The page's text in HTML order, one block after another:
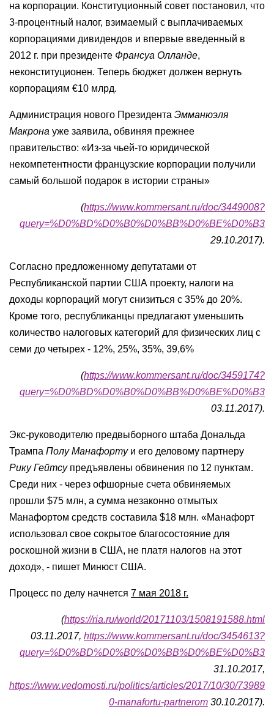
на корпорации. Конституционный совет постановил, что
3-процентный налог, взимаемый с выплачиваемых
корпорациями дивидендов и впервые введенный в
2012 г. при президенте Франсуа Олланде,
неконституционен. Теперь бюджет должен вернуть
корпорациям €10 млрд.
Администрация нового Президента Эмманюэля
Макрона уже заявила, обвиняя прежнее
правительство: «Из-за чьей-то юридической
некомпетентности французские корпорации получили
самый большой подарок в истории страны»
(https://www.kommersant.ru/doc/3449008?
query=%D0%BD%D0%B0%D0%BB%D0%BE%D0%B3
29.10.2017).
Согласно предложенному депутатами от
Республиканской партии США проекту, налоги на
доходы корпораций могут снизиться с 35% до 20%.
Кроме того, республиканцы предлагают уменьшить
количество налоговых категорий для физических лиц с
семи до четырех - 12%, 25%, 35%, 39,6%
(https://www.kommersant.ru/doc/3459174?
query=%D0%BD%D0%B0%D0%BB%D0%BE%D0%B3
03.11.2017).
Экс-руководителю предвыборного штаба Дональда
Трампа Полу Манафортуи его деловому партнеру
Рику Гейтсупредъявлены обвинения по 12 пунктам.
Среди них - через офшорные счета обвиняемых
прошли $75 млн, а сумма незаконно отмытых
Манафортом средств составила $18 млн. «Манафорт
использовал свое сокрытое благосостояние для
роскошной жизни в США, не платя налогов на этот
доход», - пишет Минюст США.
Процесс по делу начнется 7 мая 2018 г.
(https://ria.ru/world/20171103/1508191588.html
03.11.2017, https://www.kommersant.ru/doc/3454613?
query=%D0%BD%D0%B0%D0%BB%D0%BE%D0%B3
31.10.2017,
https://www.vedomosti.ru/politics/articles/2017/10/30/73989
0-manafortu-partnerom 30.10.2017).